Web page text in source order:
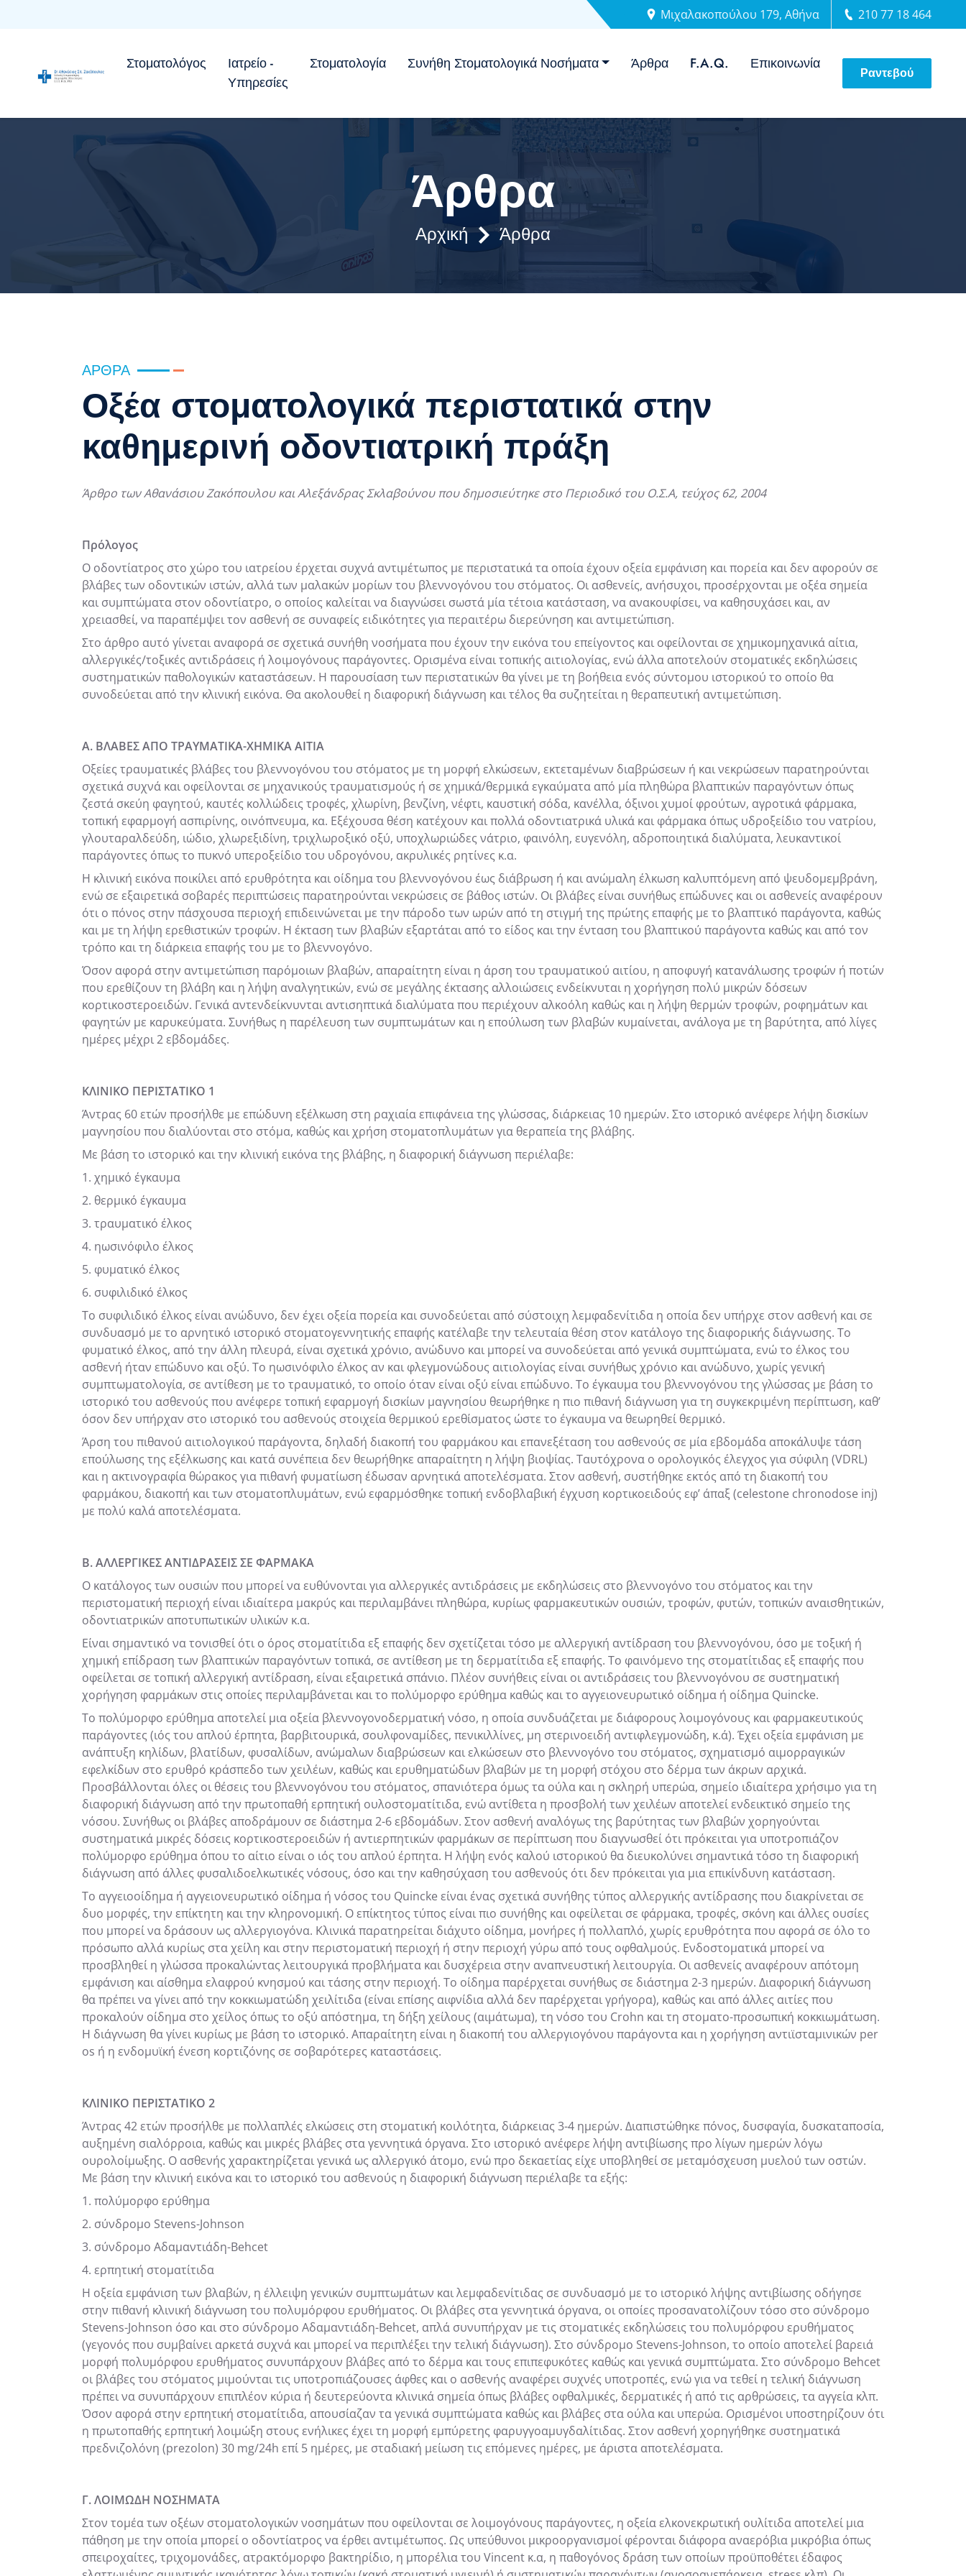
Μιχαλακοπούλου 179, Αθήνα 210 77 18 464
Στοματολόγος
Ιατρείο -
Υπηρεσίες
Στοματολογία Συνήθη Στοματολογικά Νοσήματα Άρθρα F.A.Q. Επικοινωνία
Ραντεβού
Άρθρα
Αρχική Άρθρα
ΆΡΘΡΑ
Οξέα στοματολογικά περιστατικά στην
καθημερινή οδοντιατρική πράξη
Άρθρο των Αθανάσιου Ζακόπουλου και Αλεξάνδρας Σκλαβούνου που δημοσιεύτηκε στο Περιοδικό του Ο.Σ.Α, τεύχος 62, 2004
Πρόλογος
Ο οδοντίατρος στο χώρο του ιατρείου έρχεται συχνά αντιμέτωπος με περιστατικά τα οποία έχουν οξεία εμφάνιση και πορεία και δεν αφορούν σε
βλάβες των οδοντικών ιστών, αλλά των μαλακών μορίων του βλεννογόνου του στόματος. Οι ασθενείς, ανήσυχοι, προσέρχονται με οξέα σημεία
και συμπτώματα στον οδοντίατρο, ο οποίος καλείται να διαγνώσει σωστά μία τέτοια κατάσταση, να ανακουφίσει, να καθησυχάσει και, αν
χρειασθεί, να παραπέμψει τον ασθενή σε συναφείς ειδικότητες για περαιτέρω διερεύνηση και αντιμετώπιση.
Στο άρθρο αυτό γίνεται αναφορά σε σχετικά συνήθη νοσήματα που έχουν την εικόνα του επείγοντος και οφείλονται σε χημικομηχανικά αίτια,
αλλεργικές/τοξικές αντιδράσεις ή λοιμογόνους παράγοντες. Ορισμένα είναι τοπικής αιτιολογίας, ενώ άλλα αποτελούν στοματικές εκδηλώσεις
συστηματικών παθολογικών καταστάσεων. Η παρουσίαση των περιστατικών θα γίνει με τη βοήθεια ενός σύντομου ιστορικού το οποίο θα
συνοδεύεται από την κλινική εικόνα. Θα ακολουθεί η διαφορική διάγνωση και τέλος θα συζητείται η θεραπευτική αντιμετώπιση.
Α. ΒΛΑΒΕΣ ΑΠΟ ΤΡΑΥΜΑΤΙΚΑ-ΧΗΜΙΚΑ ΑΙΤΙΑ
Οξείες τραυματικές βλάβες του βλεννογόνου του στόματος με τη μορφή ελκώσεων, εκτεταμένων διαβρώσεων ή και νεκρώσεων παρατηρούνται
σχετικά συχνά και οφείλονται σε μηχανικούς τραυματισμούς ή σε χημικά/θερμικά εγκαύματα από μία πληθώρα βλαπτικών παραγόντων όπως
ζεστά σκεύη φαγητού, καυτές κολλώδεις τροφές, χλωρίνη, βενζίνη, νέφτι, καυστική σόδα, κανέλλα, όξινοι χυμοί φρούτων, αγροτικά φάρμακα,
τοπική εφαρμογή ασπιρίνης, οινόπνευμα, κα. Εξέχουσα θέση κατέχουν και πολλά οδοντιατρικά υλικά και φάρμακα όπως υδροξείδιο του νατρίου,
γλουταραλδεύδη, ιώδιο, χλωρεξιδίνη, τριχλωροξικό οξύ, υποχλωριώδες νάτριο, φαινόλη, ευγενόλη, αδροποιητικά διαλύματα, λευκαντικοί
παράγοντες όπως το πυκνό υπεροξείδιο του υδρογόνου, ακρυλικές ρητίνες κ.α.
Η κλινική εικόνα ποικίλει από ερυθρότητα και οίδημα του βλεννογόνου έως διάβρωση ή και ανώμαλη έλκωση καλυπτόμενη από ψευδομεμβράνη,
ενώ σε εξαιρετικά σοβαρές περιπτώσεις παρατηρούνται νεκρώσεις σε βάθος ιστών. Οι βλάβες είναι συνήθως επώδυνες και οι ασθενείς αναφέρουν
ότι ο πόνος στην πάσχουσα περιοχή επιδεινώνεται με την πάροδο των ωρών από τη στιγμή της πρώτης επαφής με το βλαπτικό παράγοντα, καθώς
και με τη λήψη ερεθιστικών τροφών. Η έκταση των βλαβών εξαρτάται από το είδος και την ένταση του βλαπτικού παράγοντα καθώς και από τον
τρόπο και τη διάρκεια επαφής του με το βλεννογόνο.
Όσον αφορά στην αντιμετώπιση παρόμοιων βλαβών, απαραίτητη είναι η άρση του τραυματικού αιτίου, η αποφυγή κατανάλωσης τροφών ή ποτών
που ερεθίζουν τη βλάβη και η λήψη αναλγητικών, ενώ σε μεγάλης έκτασης αλλοιώσεις ενδείκνυται η χορήγηση πολύ μικρών δόσεων
κορτικοστεροειδών. Γενικά αντενδείκνυνται αντισηπτικά διαλύματα που περιέχουν αλκοόλη καθώς και η λήψη θερμών τροφών, ροφημάτων και
φαγητών με καρυκεύματα. Συνήθως η παρέλευση των συμπτωμάτων και η επούλωση των βλαβών κυμαίνεται, ανάλογα με τη βαρύτητα, από λίγες
ημέρες μέχρι 2 εβδομάδες.
ΚΛΙΝΙΚΟ ΠΕΡΙΣΤΑΤΙΚΟ 1
Άντρας 60 ετών προσήλθε με επώδυνη εξέλκωση στη ραχιαία επιφάνεια της γλώσσας, διάρκειας 10 ημερών. Στο ιστορικό ανέφερε λήψη δισκίων
μαγνησίου που διαλύονται στο στόμα, καθώς και χρήση στοματοπλυμάτων για θεραπεία της βλάβης.
Με βάση το ιστορικό και την κλινική εικόνα της βλάβης, η διαφορική διάγνωση περιέλαβε:
1. χημικό έγκαυμα
2. θερμικό έγκαυμα
3. τραυματικό έλκος
4. ηωσινόφιλο έλκος
5. φυματικό έλκος
6. συφιλιδικό έλκος
Το συφιλιδικό έλκος είναι ανώδυνο, δεν έχει οξεία πορεία και συνοδεύεται από σύστοιχη λεμφαδενίτιδα η οποία δεν υπήρχε στον ασθενή και σε
συνδυασμό με το αρνητικό ιστορικό στοματογεννητικής επαφής κατέλαβε την τελευταία θέση στον κατάλογο της διαφορικής διάγνωσης. Το
φυματικό έλκος, από την άλλη πλευρά, είναι σχετικά χρόνιο, ανώδυνο και μπορεί να συνοδεύεται από γενικά συμπτώματα, ενώ το έλκος του
ασθενή ήταν επώδυνο και οξύ. Το ηωσινόφιλο έλκος αν και φλεγμονώδους αιτιολογίας είναι συνήθως χρόνιο και ανώδυνο, χωρίς γενική
συμπτωματολογία, σε αντίθεση με το τραυματικό, το οποίο όταν είναι οξύ είναι επώδυνο. Το έγκαυμα του βλεννογόνου της γλώσσας με βάση το
ιστορικό του ασθενούς που ανέφερε τοπική εφαρμογή δισκίων μαγνησίου θεωρήθηκε η πιο πιθανή διάγνωση για τη συγκεκριμένη περίπτωση, καθ’
όσον δεν υπήρχαν στο ιστορικό του ασθενούς στοιχεία θερμικού ερεθίσματος ώστε το έγκαυμα να θεωρηθεί θερμικό.
Άρση του πιθανού αιτιολογικού παράγοντα, δηλαδή διακοπή του φαρμάκου και επανεξέταση του ασθενούς σε μία εβδομάδα αποκάλυψε τάση
επούλωσης της εξέλκωσης και κατά συνέπεια δεν θεωρήθηκε απαραίτητη η λήψη βιοψίας. Ταυτόχρονα ο ορολογικός έλεγχος για σύφιλη (VDRL)
και η ακτινογραφία θώρακος για πιθανή φυματίωση έδωσαν αρνητικά αποτελέσματα. Στον ασθενή, συστήθηκε εκτός από τη διακοπή του
φαρμάκου, διακοπή και των στοματοπλυμάτων, ενώ εφαρμόσθηκε τοπική ενδοβλαβική έγχυση κορτικοειδούς εφ’ άπαξ (celestone chronodose inj)
με πολύ καλά αποτελέσματα.
Β. ΑΛΛΕΡΓΙΚΕΣ ΑΝΤΙΔΡΑΣΕΙΣ ΣΕ ΦΑΡΜΑΚΑ
Ο κατάλογος των ουσιών που μπορεί να ευθύνονται για αλλεργικές αντιδράσεις με εκδηλώσεις στο βλεννογόνο του στόματος και την
περιστοματική περιοχή είναι ιδιαίτερα μακρύς και περιλαμβάνει πληθώρα, κυρίως φαρμακευτικών ουσιών, τροφών, φυτών, τοπικών αναισθητικών,
οδοντιατρικών αποτυπωτικών υλικών κ.α.
Είναι σημαντικό να τονισθεί ότι ο όρος στοματίτιδα εξ επαφής δεν σχετίζεται τόσο με αλλεργική αντίδραση του βλεννογόνου, όσο με τοξική ή
χημική επίδραση των βλαπτικών παραγόντων τοπικά, σε αντίθεση με τη δερματίτιδα εξ επαφής. Το φαινόμενο της στοματίτιδας εξ επαφής που
οφείλεται σε τοπική αλλεργική αντίδραση, είναι εξαιρετικά σπάνιο. Πλέον συνήθεις είναι οι αντιδράσεις του βλεννογόνου σε συστηματική
χορήγηση φαρμάκων στις οποίες περιλαμβάνεται και το πολύμορφο ερύθημα καθώς και το αγγειονευρωτικό οίδημα ή οίδημα Quincke.
Το πολύμορφο ερύθημα αποτελεί μια οξεία βλεννογονοδερματική νόσο, η οποία συνδυάζεται με διάφορους λοιμογόνους και φαρμακευτικούς
παράγοντες (ιός του απλού έρπητα, βαρβιτουρικά, σουλφοναμίδες, πενικιλλίνες, μη στερινοειδή αντιφλεγμονώδη, κ.ά). Έχει οξεία εμφάνιση με
ανάπτυξη κηλίδων, βλατίδων, φυσαλίδων, ανώμαλων διαβρώσεων και ελκώσεων στο βλεννογόνο του στόματος, σχηματισμό αιμορραγικών
εφελκίδων στο ερυθρό κράσπεδο των χειλέων, καθώς και ερυθηματώδων βλαβών με τη μορφή στόχου στο δέρμα των άκρων αρχικά.
Προσβάλλονται όλες οι θέσεις του βλεννογόνου του στόματος, σπανιότερα όμως τα ούλα και η σκληρή υπερώα, σημείο ιδιαίτερα χρήσιμο για τη
διαφορική διάγνωση από την πρωτοπαθή ερπητική ουλοστοματίτιδα, ενώ αντίθετα η προσβολή των χειλέων αποτελεί ενδεικτικό σημείο της
νόσου. Συνήθως οι βλάβες αποδράμουν σε διάστημα 2-6 εβδομάδων. Στον ασθενή αναλόγως της βαρύτητας των βλαβών χορηγούνται
συστηματικά μικρές δόσεις κορτικοστεροειδών ή αντιερπητικών φαρμάκων σε περίπτωση που διαγνωσθεί ότι πρόκειται για υποτροπιάζον
πολύμορφο ερύθημα όπου το αίτιο είναι ο ιός του απλού έρπητα. Η λήψη ενός καλού ιστορικού θα διευκολύνει σημαντικά τόσο τη διαφορική
διάγνωση από άλλες φυσαλιδοελκωτικές νόσους, όσο και την καθησύχαση του ασθενούς ότι δεν πρόκειται για μια επικίνδυνη κατάσταση.
Το αγγειοοίδημα ή αγγειονευρωτικό οίδημα ή νόσος του Quincke είναι ένας σχετικά συνήθης τύπος αλλεργικής αντίδρασης που διακρίνεται σε
δυο μορφές, την επίκτητη και την κληρονομική. Ο επίκτητος τύπος είναι πιο συνήθης και οφείλεται σε φάρμακα, τροφές, σκόνη και άλλες ουσίες
που μπορεί να δράσουν ως αλλεργιογόνα. Κλινικά παρατηρείται διάχυτο οίδημα, μονήρες ή πολλαπλό, χωρίς ερυθρότητα που αφορά σε όλο το
πρόσωπο αλλά κυρίως στα χείλη και στην περιστοματική περιοχή ή στην περιοχή γύρω από τους οφθαλμούς. Ενδοστοματικά μπορεί να
προσβληθεί η γλώσσα προκαλώντας λειτουργικά προβλήματα και δυσχέρεια στην αναπνευστική λειτουργία. Οι ασθενείς αναφέρουν απότομη
εμφάνιση και αίσθημα ελαφρού κνησμού και τάσης στην περιοχή. Το οίδημα παρέρχεται συνήθως σε διάστημα 2-3 ημερών. Διαφορική διάγνωση
θα πρέπει να γίνει από την κοκκιωματώδη χειλίτιδα (είναι επίσης αιφνίδια αλλά δεν παρέρχεται γρήγορα), καθώς και από άλλες αιτίες που
προκαλούν οίδημα στο χείλος όπως το οξύ απόστημα, τη δήξη χείλους (αιμάτωμα), τη νόσο του Crohn και τη στοματο-προσωπική κοκκιωμάτωση.
Η διάγνωση θα γίνει κυρίως με βάση το ιστορικό. Απαραίτητη είναι η διακοπή του αλλεργιογόνου παράγοντα και η χορήγηση αντιϊσταμινικών per
os ή η ενδομυϊκή ένεση κορτιζόνης σε σοβαρότερες καταστάσεις.
ΚΛΙΝΙΚΟ ΠΕΡΙΣΤΑΤΙΚΟ 2
Άντρας 42 ετών προσήλθε με πολλαπλές ελκώσεις στη στοματική κοιλότητα, διάρκειας 3-4 ημερών. Διαπιστώθηκε πόνος, δυσφαγία, δυσκαταποσία,
αυξημένη σιαλόρροια, καθώς και μικρές βλάβες στα γεννητικά όργανα. Στο ιστορικό ανέφερε λήψη αντιβίωσης προ λίγων ημερών λόγω
ουρολοίμωξης. Ο ασθενής χαρακτηρίζεται γενικά ως αλλεργικό άτομο, ενώ προ δεκαετίας είχε υποβληθεί σε μεταμόσχευση μυελού των οστών.
Με βάση την κλινική εικόνα και το ιστορικό του ασθενούς η διαφορική διάγνωση περιέλαβε τα εξής:
1. πολύμορφο ερύθημα
2. σύνδρομο Stevens-Johnson
3. σύνδρομο Αδαμαντιάδη-Behcet
4. ερπητική στοματίτιδα
Η οξεία εμφάνιση των βλαβών, η έλλειψη γενικών συμπτωμάτων και λεμφαδενίτιδας σε συνδυασμό με το ιστορικό λήψης αντιβίωσης οδήγησε
στην πιθανή κλινική διάγνωση του πολυμόρφου ερυθήματος. Οι βλάβες στα γεννητικά όργανα, οι οποίες προσανατολίζουν τόσο στο σύνδρομο
Stevens-Johnson όσο και στο σύνδρομο Αδαμαντιάδη-Behcet, απλά συνυπήρχαν με τις στοματικές εκδηλώσεις του πολυμόρφου ερυθήματος
(γεγονός που συμβαίνει αρκετά συχνά και μπορεί να περιπλέξει την τελική διάγνωση). Στο σύνδρομο Stevens-Johnson, το οποίο αποτελεί βαρειά
μορφή πολυμόρφου ερυθήματος συνυπάρχουν βλάβες από το δέρμα και τους επιπεφυκότες καθώς και γενικά συμπτώματα. Στο σύνδρομο Behcet
οι βλάβες του στόματος μιμούνται τις υποτροπιάζουσες άφθες και ο ασθενής αναφέρει συχνές υποτροπές, ενώ για να τεθεί η τελική διάγνωση
πρέπει να συνυπάρχουν επιπλέον κύρια ή δευτερεύοντα κλινικά σημεία όπως βλάβες οφθαλμικές, δερματικές ή από τις αρθρώσεις, τα αγγεία κλπ.
Όσον αφορά στην ερπητική στοματίτιδα, απουσίαζαν τα γενικά συμπτώματα καθώς και βλάβες στα ούλα και υπερώα. Ορισμένοι υποστηρίζουν ότι
η πρωτοπαθής ερπητική λοιμώξη στους ενήλικες έχει τη μορφή εμπύρετης φαρυγγοαμυγδαλίτιδας. Στον ασθενή χορηγήθηκε συστηματικά
πρεδνιζολόνη (prezolon) 30 mg/24h επί 5 ημέρες, με σταδιακή μείωση τις επόμενες ημέρες, με άριστα αποτελέσματα.
Γ. ΛΟΙΜΩΔΗ ΝΟΣΗΜΑΤΑ
Στον τομέα των οξέων στοματολογικών νοσημάτων που οφείλονται σε λοιμογόνους παράγοντες, η οξεία ελκονεκρωτική ουλίτιδα αποτελεί μια
πάθηση με την οποία μπορεί ο οδοντίατρος να έρθει αντιμέτωπος. Ως υπεύθυνοι μικροοργανισμοί φέρονται διάφορα αναερόβια μικρόβια όπως
σπειροχαίτες, τριχομονάδες, ατρακτόμορφο βακτηρίδιο, η μπορέλια του Vincent κ.α, η παθογόνος δράση των οποίων προϋποθέτει έδαφος